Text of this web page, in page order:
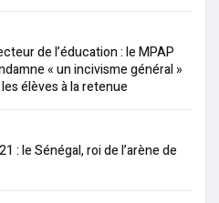
de l’éducation : le MPAP
« un incivisme général »
élèves à la retenue
: le Sénégal, roi de l’arène de